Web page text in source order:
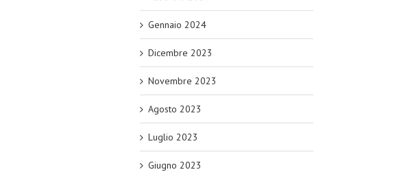
Gennaio 2024
Dicembre 2023
Novembre 2023
Agosto 2023
Luglio 2023
Giugno 2023